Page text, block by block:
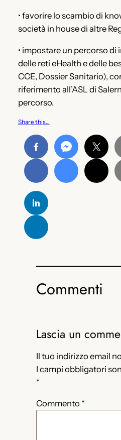
• favorire lo scambio di
società in house di altre
• impostare un percorso
delle reti eHealth e delle
CCE, Dossier Sanitario),
riferimento all’ASL di
percorso.
Share this…
Commenti
Lascia un
Il tuo indirizzo email
I campi obbligatori
*
Commento *